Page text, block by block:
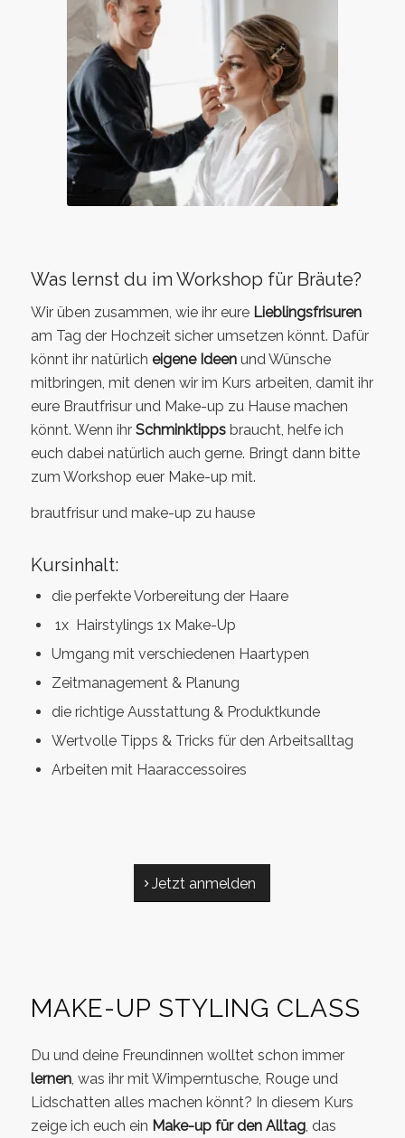
Was lernst du im Workshop für Bräute?
Wir üben zusammen, wie ihr eure Lieblingsfrisuren
am Tag der Hochzeit sicher umsetzen könnt. Dafür
könnt ihr natürlich eigene Ideenund Wünsche
mitbringen, mit denen wir im Kurs arbeiten, damit ihr
eure Brautfrisur und Make-up zu Hause machen
könnt. Wenn ihr Schminktippsbraucht, helfe ich
euch dabei natürlich auch gerne. Bringt dann bitte
zum Workshop euer Make-up mit.
brautfrisur und make-up zu hause
Kursinhalt:
die perfekte Vorbereitung der Haare
1x Hairstylings 1x Make-Up
Umgang mit verschiedenen Haartypen
Zeitmanagement & Planung
die richtige Ausstattung & Produktkunde
Wertvolle Tipps & Tricks für den Arbeitsalltag
Arbeiten mit Haaraccessoires
Jetzt anmelden
MAKE-UP STYLING CLASS
Du und deine Freundinnen wolltet schon immer
lernen, was ihr mit Wimperntusche, Rouge und
Lidschatten alles machen könnt? In diesem Kurs
zeige ich euch ein Make-up für den Alltag, das